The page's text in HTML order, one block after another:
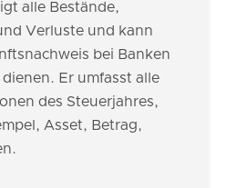
alle Bestände,
Verluste und kann
bei Banken
Er umfasst alle
des Steuerjahres,
Asset, Betrag,